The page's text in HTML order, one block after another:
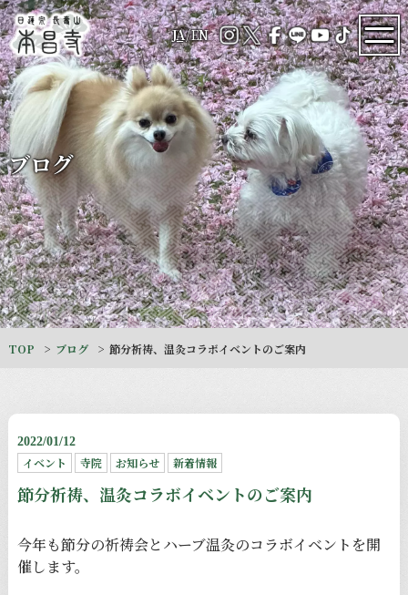
JA/EN
ブログ
TOP ブログ 節分祈祷、温灸コラボイベントのご案内
2022/01/12
イベント 寺院 お知らせ 新着情報
節分祈祷、温灸コラボイベントのご案内
今年も節分の祈祷会とハーブ温灸のコラボイベントを開
催します。